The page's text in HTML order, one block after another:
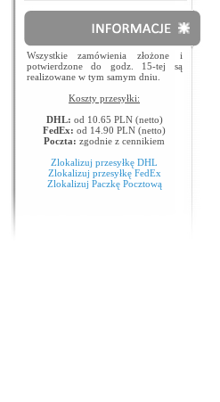
Wszystkie zamówienia złożone i
potwierdzone do godz. 15-tej są
realizowane w tym samym dniu.
Koszty przesyłki:
DHL: od 10.65 PLN (netto)
FedEx: od 14.90 PLN (netto)
Poczta: zgodnie z cennikiem
Zlokalizuj przesyłkę DHL
Zlokalizuj przesyłkę FedEx
Zlokalizuj Paczkę Pocztową